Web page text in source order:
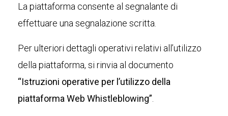
La piattaforma consente al segnalante di
effettuare una segnalazione scritta.
Per ulteriori dettagli operativi relativi all’utilizzo
della piattaforma, si rinvia al documento
“Istruzioni operative per l’utilizzo della
piattaforma Web Whistleblowing”